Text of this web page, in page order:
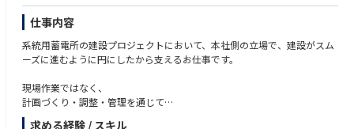
仕事内容
系統用蓄電所の建設プロジェクトにおいて、本社側の立場で、建設がスム
ーズに進むように円にしたから支えるお仕事です。
現場作業ではなく、
計画づくり・調整・管理を通じて
「プロジェクトを前に進めるサポートの役割」 を担っていただきます。
求める経験 / スキル